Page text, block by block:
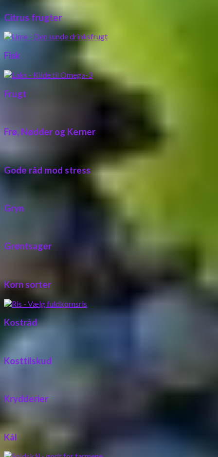
Citrus frugter
Fisk
Frugt
Frø, Nødder og Kerner
Gode råd mod stress
Gryn
Grøntsager
Korn sorter
Kostråd
Kosttilskud
Krydderier
Kål